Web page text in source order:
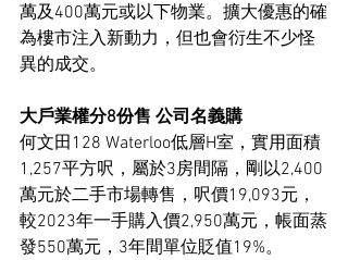
萬及400萬元或以下物業。擴大優惠的確
為樓市注入新動力，但也會衍生不少怪
異的成交。
大戶業權分8份售 公司名義購
何文田128 Waterloo低層H室，實用面積
1,257平方呎，屬於3房間隔，剛以2,400
萬元於二手市場轉售，呎價19,093元，
較2023年一手購入價2,950萬元，帳面蒸
發550萬元，3年間單位貶值19%。